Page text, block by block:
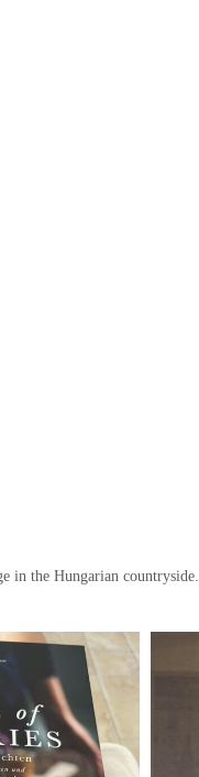
in the Hungarian countryside.